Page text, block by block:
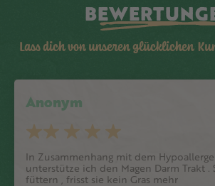
Lass dich von unseren glücklichen
Anonym
In Zusammenhang mit dem
unterstütze ich den Magen Darm Trakt .
füttern , frisst sie kein Gras mehr